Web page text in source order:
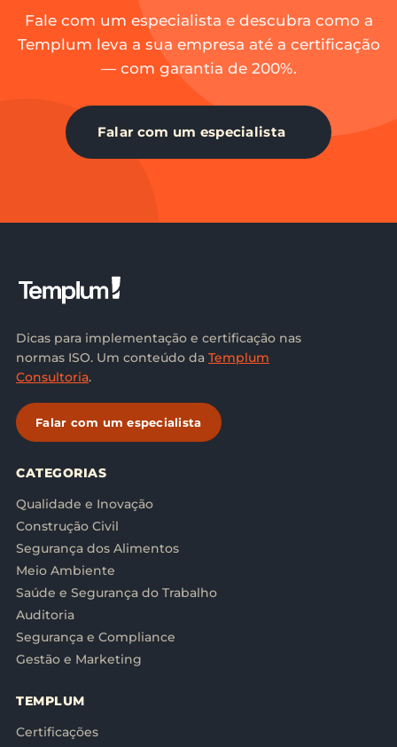
Fale com um especialista e descubra como a
Templum leva a sua empresa até a certificação
— com garantia de 200%.
Falar com um especialista
Dicas para implementação e certificação nas
normas ISO. Um conteúdo da Templum
Consultoria.
Falar com um especialista
CATEGORIAS
Qualidade e Inovação
Construção Civil
Segurança dos Alimentos
Meio Ambiente
Saúde e Segurança do Trabalho
Auditoria
Segurança e Compliance
Gestão e Marketing
TEMPLUM
Certificações